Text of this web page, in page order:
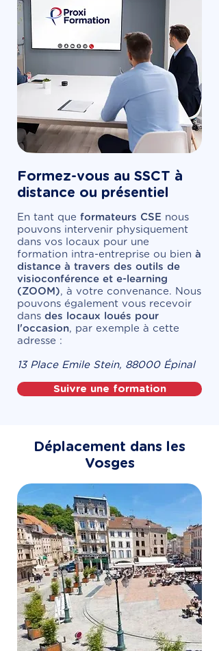
Formez-vous au SSCT à
distance ou présentiel
En tant que formateurs CSE nous
pouvons intervenir physiquement
dans vos locaux pour une
formation intra-entreprise ou bien à
distance à travers des outils de
visioconférence et e-learning
(ZOOM), à votre convenance. Nous
pouvons également vous recevoir
dans des locaux loués pour
l'occasion, par exemple à cette
adresse :
13 Place Emile Stein, 88000 Épinal
Suivre une formation
Déplacement dans les
Vosges